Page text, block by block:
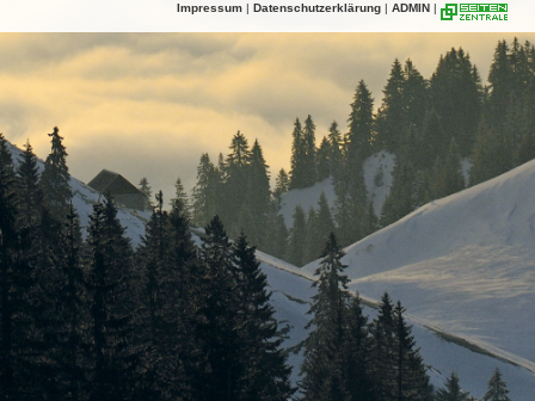
Impressum | Datenschutzerklärung | ADMIN |